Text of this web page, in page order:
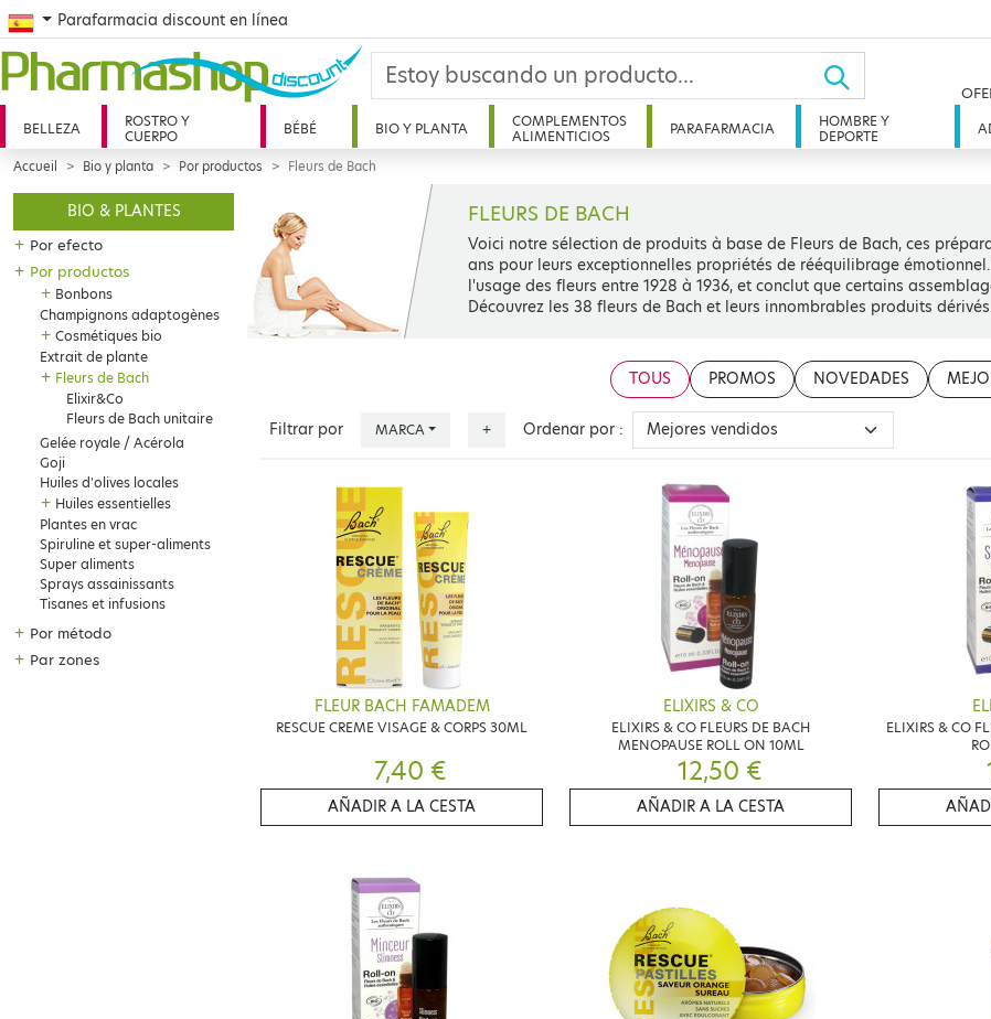
Spanish
Parafarmacia discount en línea
BELLEZA
ROSTRO Y
CUERPO
BÉBÉ BIO Y PLANTA
COMPLEMENTOS
ALIMENTICIOS
PARAFARMACIA
HOMBRE Y
DEPORTE
Accueil Bio y planta Por productos Fleurs de Bach
BIO & PLANTES
+ Por efecto
+ Por productos
+ Bonbons
Champignons adaptogènes
+ Cosmétiques bio
Extrait de plante
+ Fleurs de Bach
Elixir&Co
Fleurs de Bach unitaire
Gelée royale / Acérola
Goji
Huiles d'olives locales
+ Huiles essentielles
Plantes en vrac
Spiruline et super-aliments
Super aliments
Sprays assainissants
Tisanes et infusions
+ Por método
+ Par zones
FLEURS DE BACH
Voici notre sélection de produits à base de Fleurs de Bach, ces
ans pour leurs exceptionnelles propriétés de rééquilibrage
l'usage des fleurs entre 1928 à 1936, et conclut que certains
Découvrez les 38 fleurs de Bach et leurs innombrables produits
TOUS PROMOS NOVEDADES
Filtrar por MARCA + Ordenar por :
FLEUR BACH FAMADEM
RESCUE CREME VISAGE & CORPS 30ML
7,40 €
AÑADIR A LA CESTA
ELIXIRS & CO
ELIXIRS & CO FLEURS DE BACH
MENOPAUSE ROLL ON 10ML
12,50 €
AÑADIR A LA CESTA
ELIXIRS & CO